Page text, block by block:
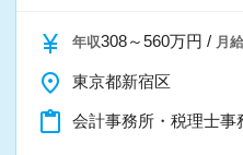
★
当事務所では、職員同
currency_yen 年収308～560万円 / 月
place 東京都新宿区
content_paste 会計事務所・税理士事